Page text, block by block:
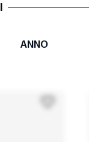
ANNO